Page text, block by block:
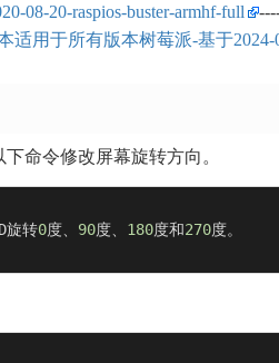
08-20-raspios-buster-armhf-full
用于所有版本树莓派-基于2024-
命令修改屏幕旋转方向。
旋转0度、 90度、 180度和270度。